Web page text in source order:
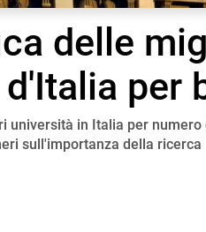
delle
per
università in Italia per
sull'importanza della ricerca